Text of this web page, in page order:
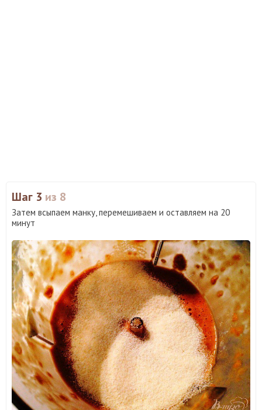
Шаг 3 из 8
Затем всыпаем манку, перемешиваем и оставляем на 20
минут